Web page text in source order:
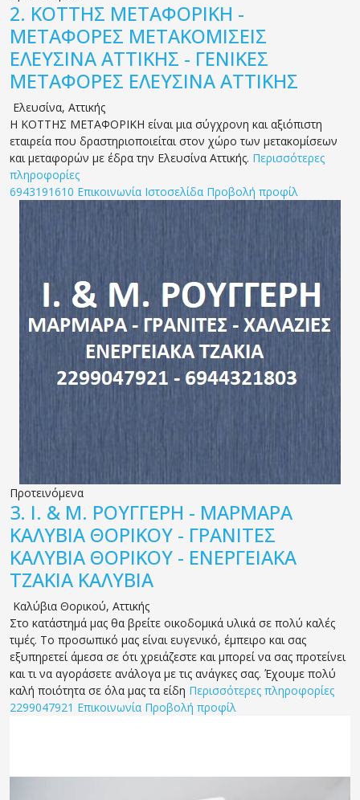
2. ΚΟΤΤΗΣ ΜΕΤΑΦΟΡΙΚΗ -
ΜΕΤΑΦΟΡΕΣ ΜΕΤΑΚΟΜΙΣΕΙΣ
ΕΛΕΥΣΙΝΑ ΑΤΤΙΚΗΣ - ΓΕΝΙΚΕΣ
ΜΕΤΑΦΟΡΕΣ ΕΛΕΥΣΙΝΑ ΑΤΤΙΚΗΣ
Ελευσίνα, Αττικής
Η ΚΟΤΤΗΣ ΜΕΤΑΦΟΡΙΚΗ είναι μια σύγχρονη και αξιόπιστη
εταιρεία που δραστηριοποιείται στον χώρο των μετακομίσεων
και μεταφορών με έδρα την Ελευσίνα Αττικής. Περισσότερες
πληροφορίες
6943191610 Επικοινωνία Ιστοσελίδα Προβολή προφίλ
Προτεινόμενα
3. Ι. & Μ. ΡΟΥΓΓΕΡΗ - ΜΑΡΜΑΡΑ
ΚΑΛΥΒΙΑ ΘΟΡΙΚΟΥ - ΓΡΑΝΙΤΕΣ
ΚΑΛΥΒΙΑ ΘΟΡΙΚΟΥ - ΕΝΕΡΓΕΙΑΚΑ
ΤΖΑΚΙΑ ΚΑΛΥΒΙΑ
Καλύβια Θορικού, Αττικής
Στο κατάστημά μας θα βρείτε οικοδομικά υλικά σε πολύ καλές
τιμές. Το προσωπικό μας είναι ευγενικό, έμπειρο και σας
εξυπηρετεί άμεσα σε ότι χρειάζεστε και μπορεί να σας προτείνει
και τι να αγοράσετε ανάλογα με τις ανάγκες σας. Έχουμε πολύ
καλή ποιότητα σε όλα μας τα είδη Περισσότερες πληροφορίες
2299047921 Επικοινωνία Προβολή προφίλ